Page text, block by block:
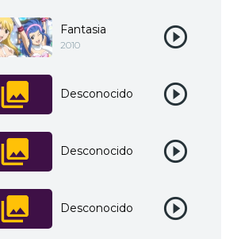
Fantasia
2010
Desconocido
Desconocido
Desconocido